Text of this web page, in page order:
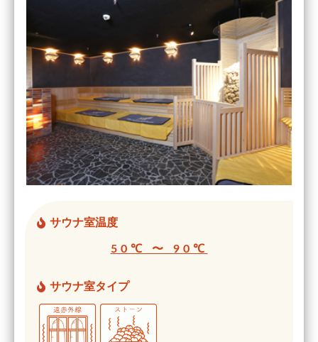
サウナ室温度
50℃ 〜 90℃
サウナ室タイプ